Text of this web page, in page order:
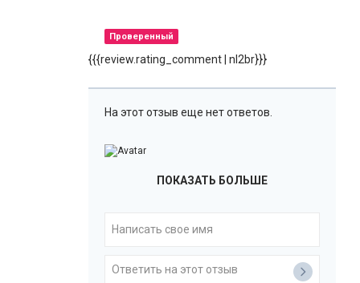
Проверенный
{{{review.rating_comment | nl2br}}}
На этот отзыв еще нет ответов.
ПОКАЗАТЬ БОЛЬШЕ